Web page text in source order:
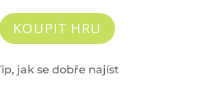
KOUPIT HRU
jak se dobře najíst